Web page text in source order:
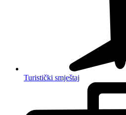
Turistički smještaj